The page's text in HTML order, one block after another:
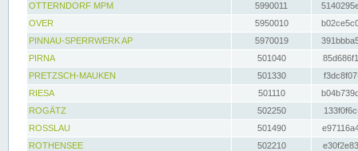
OTTERNDORF MPM
5990011
OVER
5950010
PINNAU-SPERRWERK AP
5970019
PIRNA
501040
PRETZSCH-MAUKEN
501330
RIESA
501110
ROGÄTZ
502250
ROSSLAU
501490
ROTHENSEE
502210